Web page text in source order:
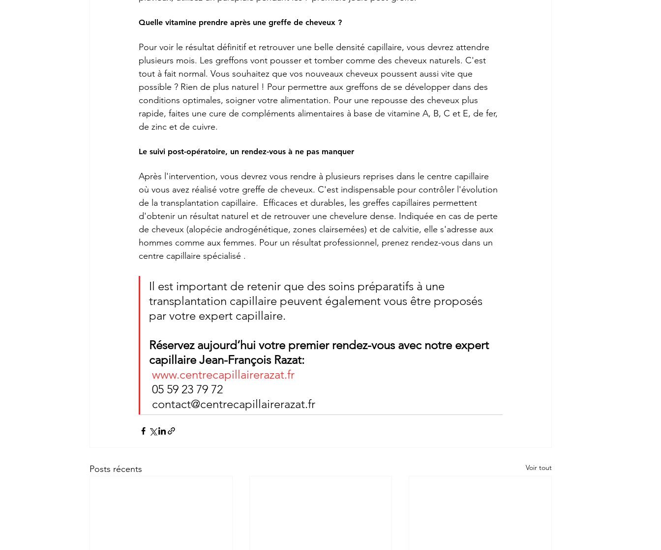
Quelle vitamine prendre après une greffe de cheveux ?
Pour voir le résultat définitif et retrouver une belle densité capillaire, vous devrez attendre
plusieurs mois. Les greffons vont pousser et tomber comme des cheveux naturels. C'est
tout à fait normal. Vous souhaitez que vos nouveaux cheveux poussent aussi vite que
possible ? Rien de plus naturel ! Pour permettre aux greffons de se développer dans des
conditions optimales, soigner votre alimentation. Pour une repousse des cheveux plus
rapide, faites une cure de compléments alimentaires à base de vitamine A, B, C et E, de fer,
de zinc et de cuivre.
Le suivi post-opératoire, un rendez-vous à ne pas manquer
Après l'intervention, vous devrez vous rendre à plusieurs reprises dans le centre capillaire
où vous avez réalisé votre greffe de cheveux. C'est indispensable pour contrôler l'évolution
de la transplantation capillaire.  Efficaces et durables, les greffes capillaires permettent
d'obtenir un résultat naturel et de retrouver une chevelure dense. Indiquée en cas de perte
de cheveux (alopécie androgénétique, zones clairsemées) et de calvitie, elle s'adresse aux
hommes comme aux femmes. Pour un résultat professionnel, prenez rendez-vous dans un
centre capillaire spécialisé .
Il est important de retenir que des soins préparatifs à une
transplantation capillaire peuvent également vous être proposés
par votre expert capillaire.
Réservez aujourd‘hui votre premier rendez-vous avec notre expert
capillaire Jean-François Razat:
www.centrecapillairerazat.fr
05 59 23 79 72
contact@centrecapillairerazat.fr
Posts récents Voir tout